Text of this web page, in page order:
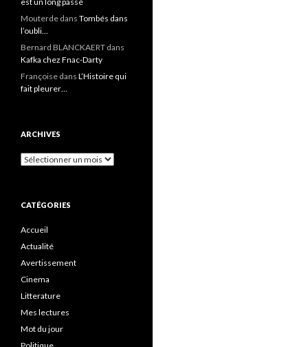
Mouterde dans Tombés dans
l’oubli…
Bernard BLANCKAERT dans
Kafka chez Fnac-Darty
Françoise dans L’Histoire qui
fait pleurer…
ARCHIVES
Archives
CATÉGORIES
Accueil
Actualité
Avertissement
Cinema
Litterature
Mes lectures
Mot du jour